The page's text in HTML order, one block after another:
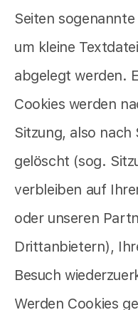
Seiten
um kleine
abgelegt werden.
Cookies werden
Sitzung, also nach
gelöscht (sog.
verbleiben auf
oder unseren
Drittanbietern),
Besuch
Werden Cookies